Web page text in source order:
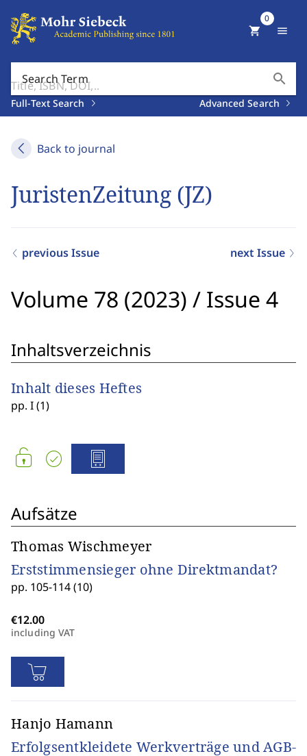
Search Term search
Full-Text Search Advanced Search
shopping_cart
0
menu
Back to journal
JuristenZeitung (JZ)
previous Issue next Issue
Volume 78 (2023) / Issue 4
Inhaltsverzeichnis
Inhalt dieses Heftes
pp. I (1)
Aufsätze
Thomas Wischmeyer
Erststimmensieger ohne Direktmandat?
pp. 105-114 (10)
including VAT
Hanjo Hamann
Erfolgsentkleidete Werkverträge und AGB-